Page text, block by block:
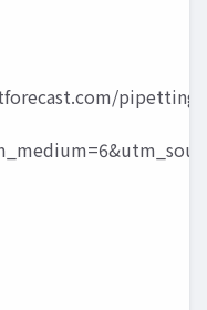
pipetting-